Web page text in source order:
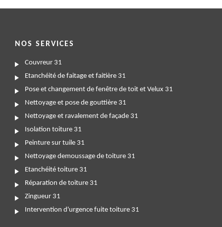
NOS SERVICES
Couvreur 31
Etanchéité de faitage et faitière 31
Pose et changement de fenêtre de toit et Velux 31
Nettoyage et pose de gouttière 31
Nettoyage et ravalement de façade 31
Isolation toiture 31
Peinture sur tuile 31
Nettoyage demoussage de toiture 31
Etanchéité toiture 31
Réparation de toiture 31
Zingueur 31
Intervention d'urgence fuite toiture 31